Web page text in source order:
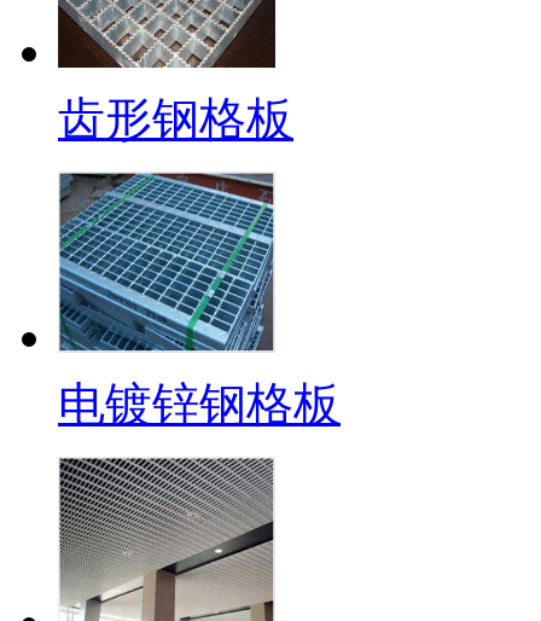
齿形钢格板
电镀锌钢格板